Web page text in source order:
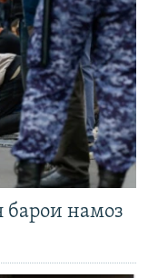
барои намоз